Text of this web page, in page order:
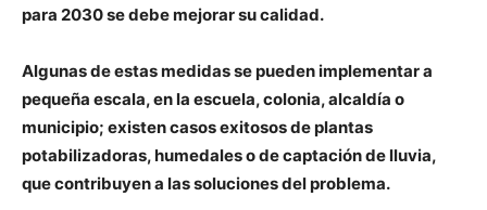
para 2030 se debe mejorar su calidad.
Algunas de estas medidas se pueden implementar a
pequeña escala, en la escuela, colonia, alcaldía o
municipio; existen casos exitosos de plantas
potabilizadoras, humedales o de captación de lluvia,
que contribuyen a las soluciones del problema.